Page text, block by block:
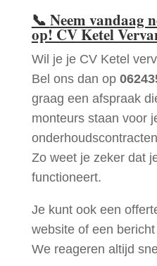
📞 Neem vandaag
op! CV Ketel
Wil je je CV Ketel
Bel ons dan op
graag een afspraak
monteurs staan voor
Zo weet je zeker dat
functioneert.
Je kunt ook een
website of een
We reageren altijd